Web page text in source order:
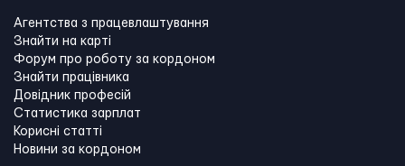
Агентства з працевлаштування
Знайти на карті
Форум про роботу за кордоном
Знайти працівника
Довідник професій
Статистика зарплат
Корисні статті
Новини за кордоном